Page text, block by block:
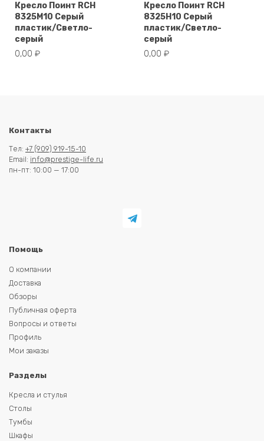
Кресло Поинт RCH
8325M10 Серый
пластик/Светло-
серый
0,00 ₽
Кресло Поинт RCH
8325H10 Серый
пластик/Светло-
серый
0,00 ₽
Контакты
Тел: +7 (909) 919-15-10
Email: info@prestige-life.ru
пн-пт: 10:00 — 17:00
Помощь
О компании
Доставка
Обзоры
Публичная оферта
Вопросы и ответы
Профиль
Мои заказы
Разделы
Кресла и стулья
Столы
Тумбы
Шкафы